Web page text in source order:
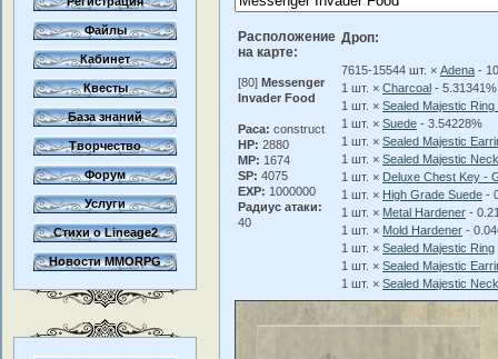
Файлы
Кабинет
Квесты
База знаний
Творчество
Форум
Услуги
Стихи о Lineage2
Новости MMORPG
Расположение
на карте:
[80] Messenger
Invader Food
Раса: construct
HP: 2880
MP: 1674
SP: 4075
EXP: 1000000
Радиус атаки:
40
Дроп:
7615-15544 шт. × Adena -
1 шт. × Charcoal - 5.31341%
1 шт. × Sealed Majestic
1 шт. × Suede - 3.54228%
1 шт. × Sealed Majestic
1 шт. × Sealed Majestic
1 шт. × Deluxe Chest Key -
1 шт. × High Grade Suede -
1 шт. × Metal Hardener -
1 шт. × Mold Hardener -
1 шт. × Sealed Majestic Ring
1 шт. × Sealed Majestic
1 шт. × Sealed Majestic